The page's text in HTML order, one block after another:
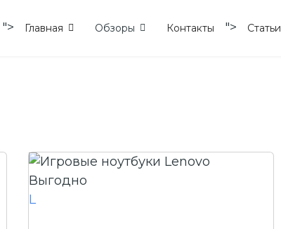
"> Главная Обзоры Контакты "> Статьи
Выгодно
L